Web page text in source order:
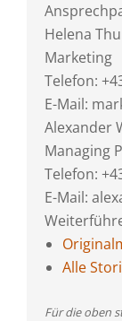
Helena
Marketing
Telefon:
E-Mail:
Alexander
Managing
Telefon:
E-Mail:
Alle
Für die oben